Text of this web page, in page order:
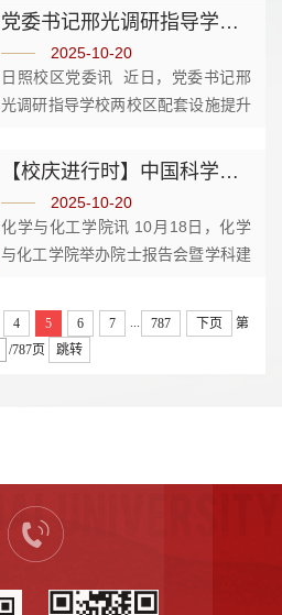
委、副校长、国家级领军人才王洛
党委书记邢光调研指导学校配套设施提升改造工作
2025-10-20
日照校区党委讯 近日，党委书记邢
光调研指导学校两校区配套设施提升
生公寓八、九号楼墙外保温工程施工
【校庆进行时】中国科学院院士王恩多出席曲阜师大化学学科建设发展座谈会
2025-10-20
化学与化工学院讯 10月18日，化学
与化工学院举办院士报告会暨学科建
物化学与分子生物学家、学院1961
级校友王恩多出席会议。曲阜师大党
委常委、副校长胡凡刚出席活动并
4 5 6 7 787 下页
第
/787页
跳转